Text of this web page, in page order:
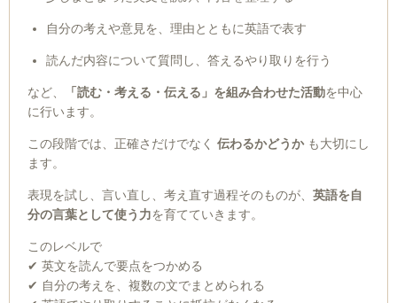
自分の考えや意見を、理由とともに英語で表す
読んだ内容について質問し、答えるやり取りを行う
など、 「読む・考える・伝える」を組み合わせた活動を中心
に行います。
この段階では、正確さだけでなく 伝わるかどうかも大切にし
ます。
表現を試し、言い直し、考え直す過程そのものが、 英語を自
分の言葉として使う力を育てていきます。
このレベルで
✔ 英文を読んで要点をつかめる
✔ 自分の考えを、複数の文でまとめられる